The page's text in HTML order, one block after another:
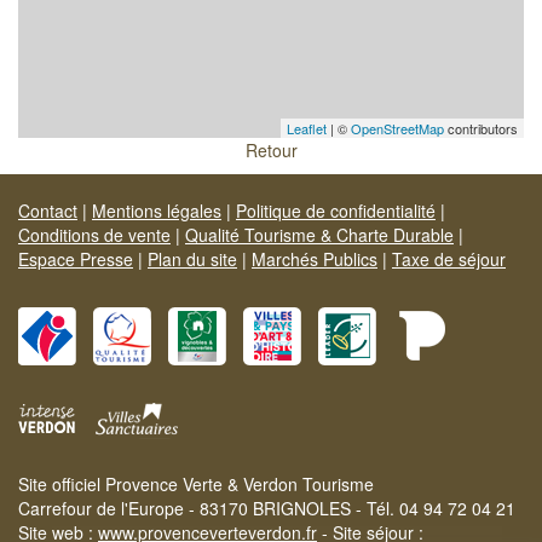
Leaflet | ©OpenStreetMapcontributors
Retour
Contact | Mentions légales | Politique de confidentialité |
Conditions de vente | Qualité Tourisme & Charte Durable |
Espace Presse | Plan du site | Marchés Publics | Taxe de séjour
Site officiel Provence Verte & Verdon Tourisme
Carrefour de l'Europe - 83170 BRIGNOLES - Tél. 04 94 72 04 21
Site web : www.provenceverteverdon.fr - Site séjour :